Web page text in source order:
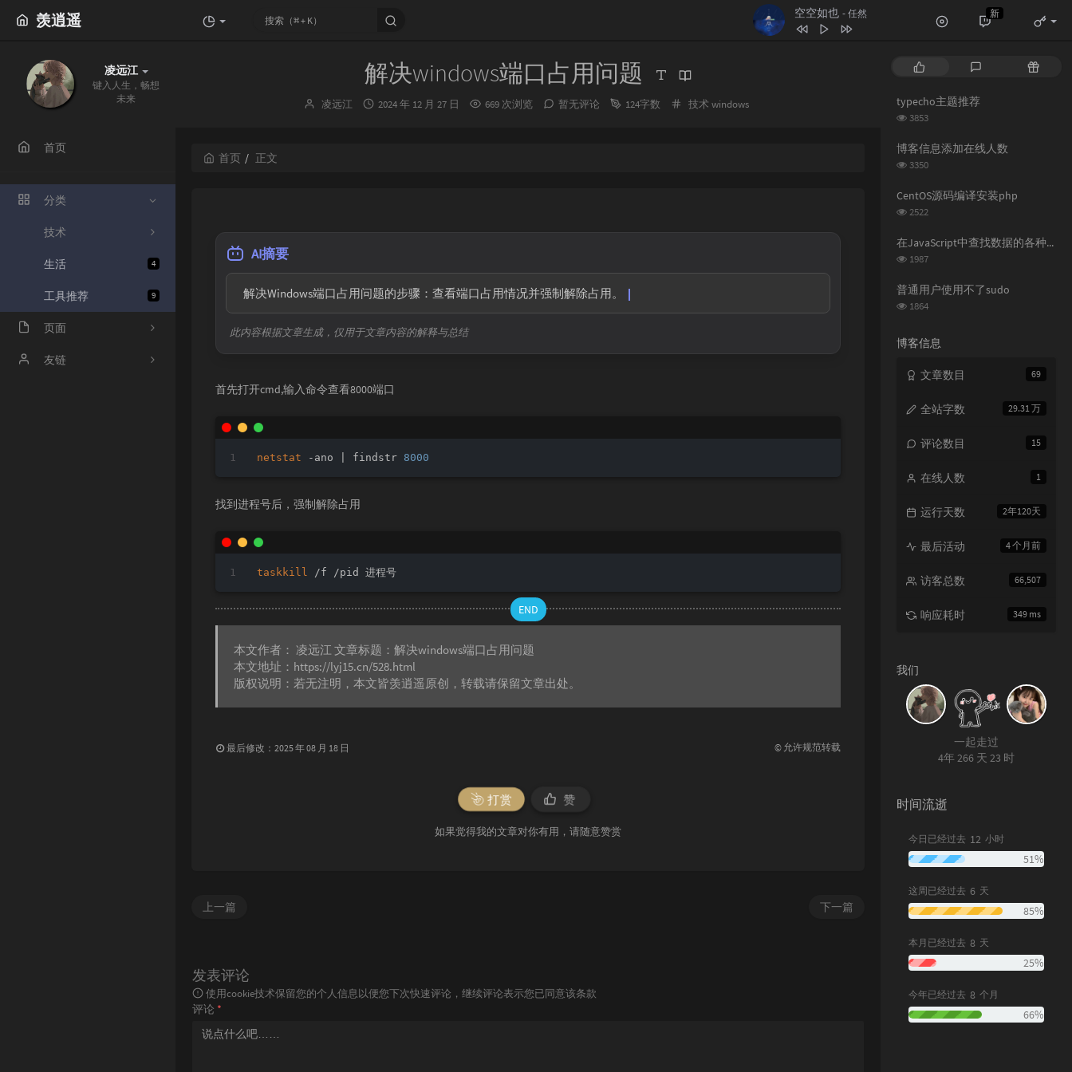
羡逍遥 空空如也 - 任然
任然
毛不易
岑宁儿
新
凌远江
键入人生，畅想
未来
首页
分类
技术
4
生活
9
工具推荐
页面
文章归档
友链
解决windows端口占用问题
博
凌远江
发
2024 年 12 月 27 日 669 次浏览 暂无评论 124字数
分
技术 windows
首页 正文
AI摘要
  解决Windows端口占用问题的步骤：查看端口占用情况并强制解除占用。
此内容根据文章生成，仅用于文章内容的解释与总结
首先打开cmd,输入命令查看8000端口
netstat -ano | findstr 8000
找到进程号后，强制解除占用
taskkill /f /pid 进程号
END
本文作者： 凌远江 文章标题： 解决windows端口占用问题
本文地址： https://lyj15.cn/528.html
版权说明：若无注明，本文皆羡逍遥原创，转载请保留文章出处。
最后修改：2025 年 08 月 18 日 © 允许规范转载
打赏 赞
如果觉得我的文章对你有用，请随意赞赏
下一篇
上一篇
发表评论
使用cookie技术保留您的个人信息以便您下次快速评论，继续评论表示您已同意该条款
评论 *
文
章
随
typecho主题推荐
浏
次
数:
3853
博客信息添加在线人数
浏
次
3350
CentOS源码编译安装php
浏
次
2522
在JavaScript中查找数据的各种方法
浏
次
数:
1987
普通用户使用不了sudo
浏
数:
1864
博客信息
69
文章数目
29.31 万
全站字数
15
评论数目
1
在线人数
2年120天
运行天数
4 个月前
最后活动
66,507
访客总数
349 ms
响应耗时
我们
一起走过
4年 266 天 23 时
时间流逝
今日已经过去 12 小时
51%
这周已经过去 6 天
85%
本月已经过去 8 天
25%
今年已经过去 8 个月
66%